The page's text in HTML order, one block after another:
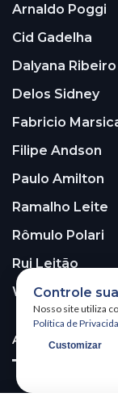
Arnaldo Poggi
Cid Gadelha
Dalyana Ribeiro
Delos Sidney
Fabricio
Filipe Andson
Paulo Amilton
Ramalho Leite
Rômulo Polari
Rui Leitão
Walter Santos
ASSINE A NOSSA
Controle
Nosso site utiliza
Política de
Customizar